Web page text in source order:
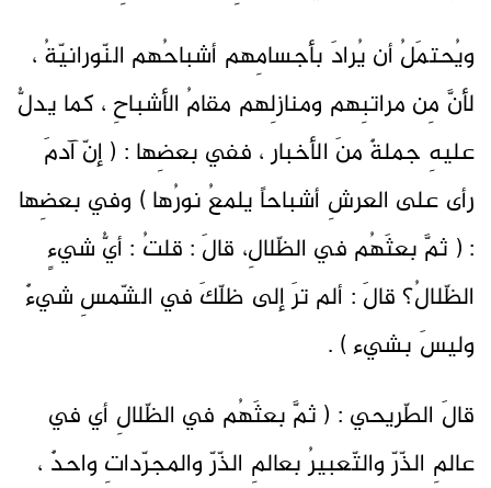
ويُحتمَلُ أن يُرادَ بأجسامِهم أشباحُهم النّورانيّةُ ،
لأنَّ مِن مراتبِهم ومنازلِهم مقامُ الأشباحِ ، كما يدلُّ
عليهِ جملةٌ منَ الأخبار ، ففي بعضِها : ( إنّ آدمَ
رأى على العرشِ أشباحاً يلمعُ نورُها ) وفي بعضِها
: ( ثمَّ بعثَهُم في الظّلالِ، قالَ : قلتُ : أيُّ شيءٍ
الظّلالُ؟ قالَ : ألم ترَ إلى ظلّكَ في الشّمسِ شيءٌ
وليسَ بشيء ) .
قالَ الطّريحي : ( ثمَّ بعثَهُم في الظّلالِ أي في
عالمِ الذّرّ والتّعبيرُ بعالمِ الذّرّ والمجرّداتِ واحدٌ ،